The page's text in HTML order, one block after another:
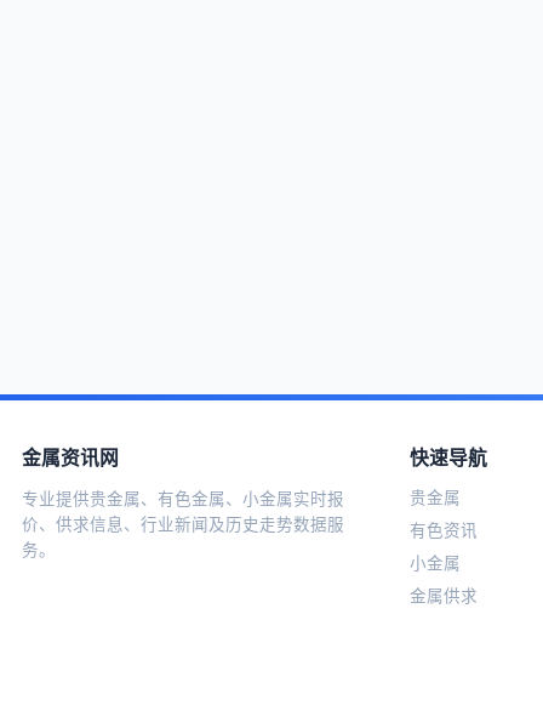
金属资讯网
专业提供贵金属、有色金属、小金属实时报
价、供求信息、行业新闻及历史走势数据服
务。
快速导航
贵金属
有色资讯
小金属
金属供求